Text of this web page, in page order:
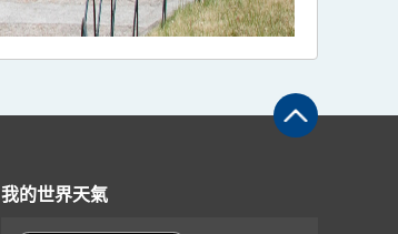
我的世界天氣